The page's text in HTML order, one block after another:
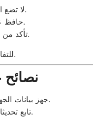
لا تضع الطعام الساخن مباشرة داخل الثلاجة.
حافظ على تنظيف الفلاتر والرفوف بانتظام.
تأكد من إغلاق الباب جيدًا لتجنب فقدان التبريد.
.
نصائح
جهز بيانات الجهاز مثل الموديل وطبيعة العطل قبل الاتصال.
تابع تحديثات حالة الصيانة عبر الموقع الإلكتروني.